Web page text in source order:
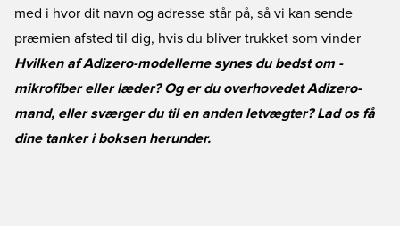
med i hvor dit navn og adresse står på, så vi kan sende
præmien afsted til dig, hvis du bliver trukket som vinder
Hvilken af Adizero-modellerne synes du bedst om -
mikrofiber eller læder? Og er du overhovedet Adizero-
mand, eller sværger du til en anden letvægter? Lad os få
dine tanker i boksen herunder.